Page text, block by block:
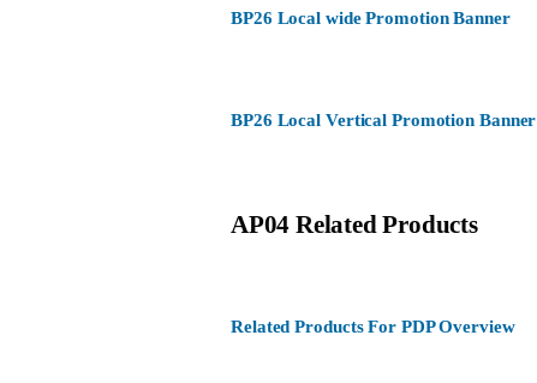
BP26 Local wide Promotion Banner
BP26 Local Vertical Promotion Banner
AP04 Related Products
Related Products For PDP Overview